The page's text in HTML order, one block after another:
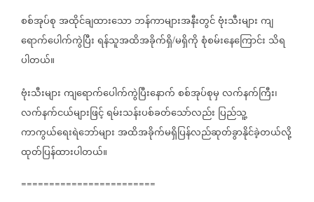
စစ်အုပ်စုအထိုင်ချထားသောဘန်ကာများအနီးတွင်ဗုံးသီးများကျ
ရောက်ပေါက်ကွဲပြီးရန်သူအထိအခိုက်ရှိ/မရှိကိုစုံစမ်းနေကြောင်း သိရ
ပါတယ်။
ဗုံးသီးများကျရောက်ပေါက်ကွဲပြီးနောက်စစ်အုပ်စုမှလက်နက်ကြီး၊
လက်နက်ငယ်များဖြင့်ရမ်းသန်းပစ်ခတ်သော်လည်း ပြည်သူ့
ကာကွယ်ရေးရဲဘော်များအထိအခိုက်မရှိပြန်လည်ဆုတ်ခွာနိုင်ခဲ့တယ်လို့
ထုတ်ပြန်ထားပါတယ်။
========================